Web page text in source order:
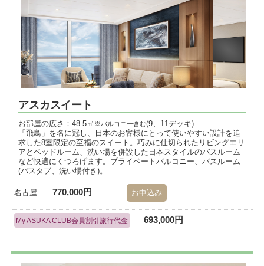
アスカスイート
お部屋の広さ：48.5㎡ ※バルコニー含む(9、11デッキ)
「飛鳥」を名に冠し、日本のお客様にとって使いやすい設計を追
求した8室限定の至福のスイート。巧みに仕切られたリビングエリ
アとベッドルーム、洗い場を併設した日本スタイルのバスルーム
など快適にくつろげます。プライベートバルコニー、バスルーム
(バスタブ、洗い場付き)。
名古屋 770,000円 お申込み
My ASUKA CLUB会員割引旅行代金 693,000円